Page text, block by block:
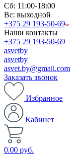
Сб: 11:00-18:00
Вс: выходной
+375 29 193-50-69
Наши контакты
+375 29 193-50-69
asvetby
asvetby
asvet.by@gmail.com
Заказать звонок
Избранное
Кабинет
0.00 руб.